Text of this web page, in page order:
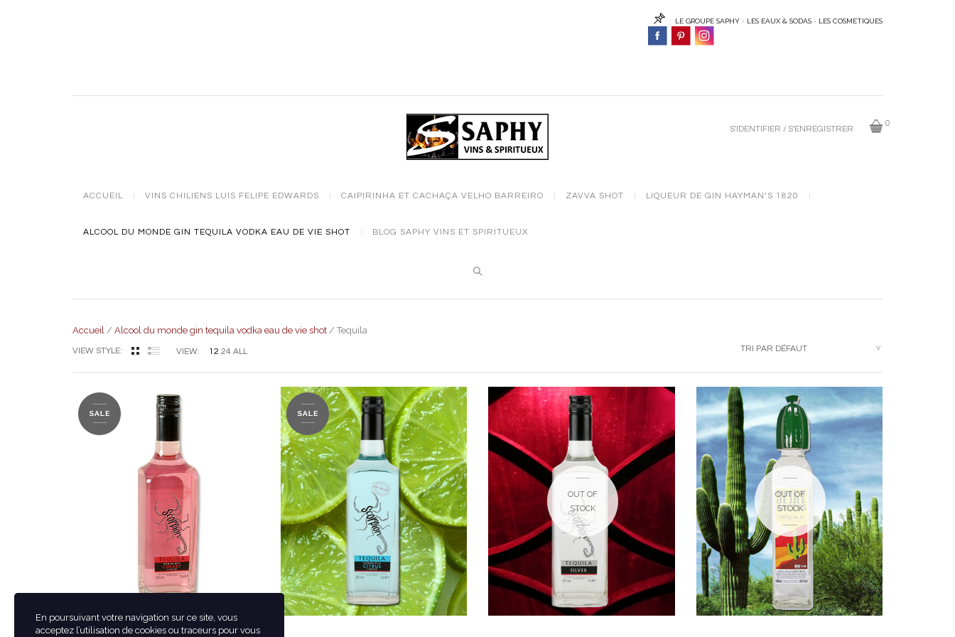
LE GROUPE SAPHY - LES EAUX & SODAS - LES COSMETIQUES
ACCUEIL VINS CHILIENS LUIS FELIPE EDWARDS CAIPIRINHA ET CACHAÇA VELHO BARREIRO ZAVVA SHOT LIQUEUR DE GIN HAYMAN’S 1820
ALCOOL DU MONDE GIN TEQUILA VODKA EAU DE VIE SHOT BLOG SAPHY VINS ET SPIRITUEUX
S'IDENTIFIER / S'ENREGISTRER
0
Accueil / Alcool du monde gin tequila vodka eau de vie shot / Tequila
VIEW STYLE: VIEW: 12 24 ALL TRI PAR DÉFAUT
18.90€ 12.30 € 18.90€ 12.30€
OUT OF
STOCK€
OUT OF
STOCK€
En poursuivant votre navigation sur ce site, vous
acceptez l’utilisation de cookies ou traceurs pour vous